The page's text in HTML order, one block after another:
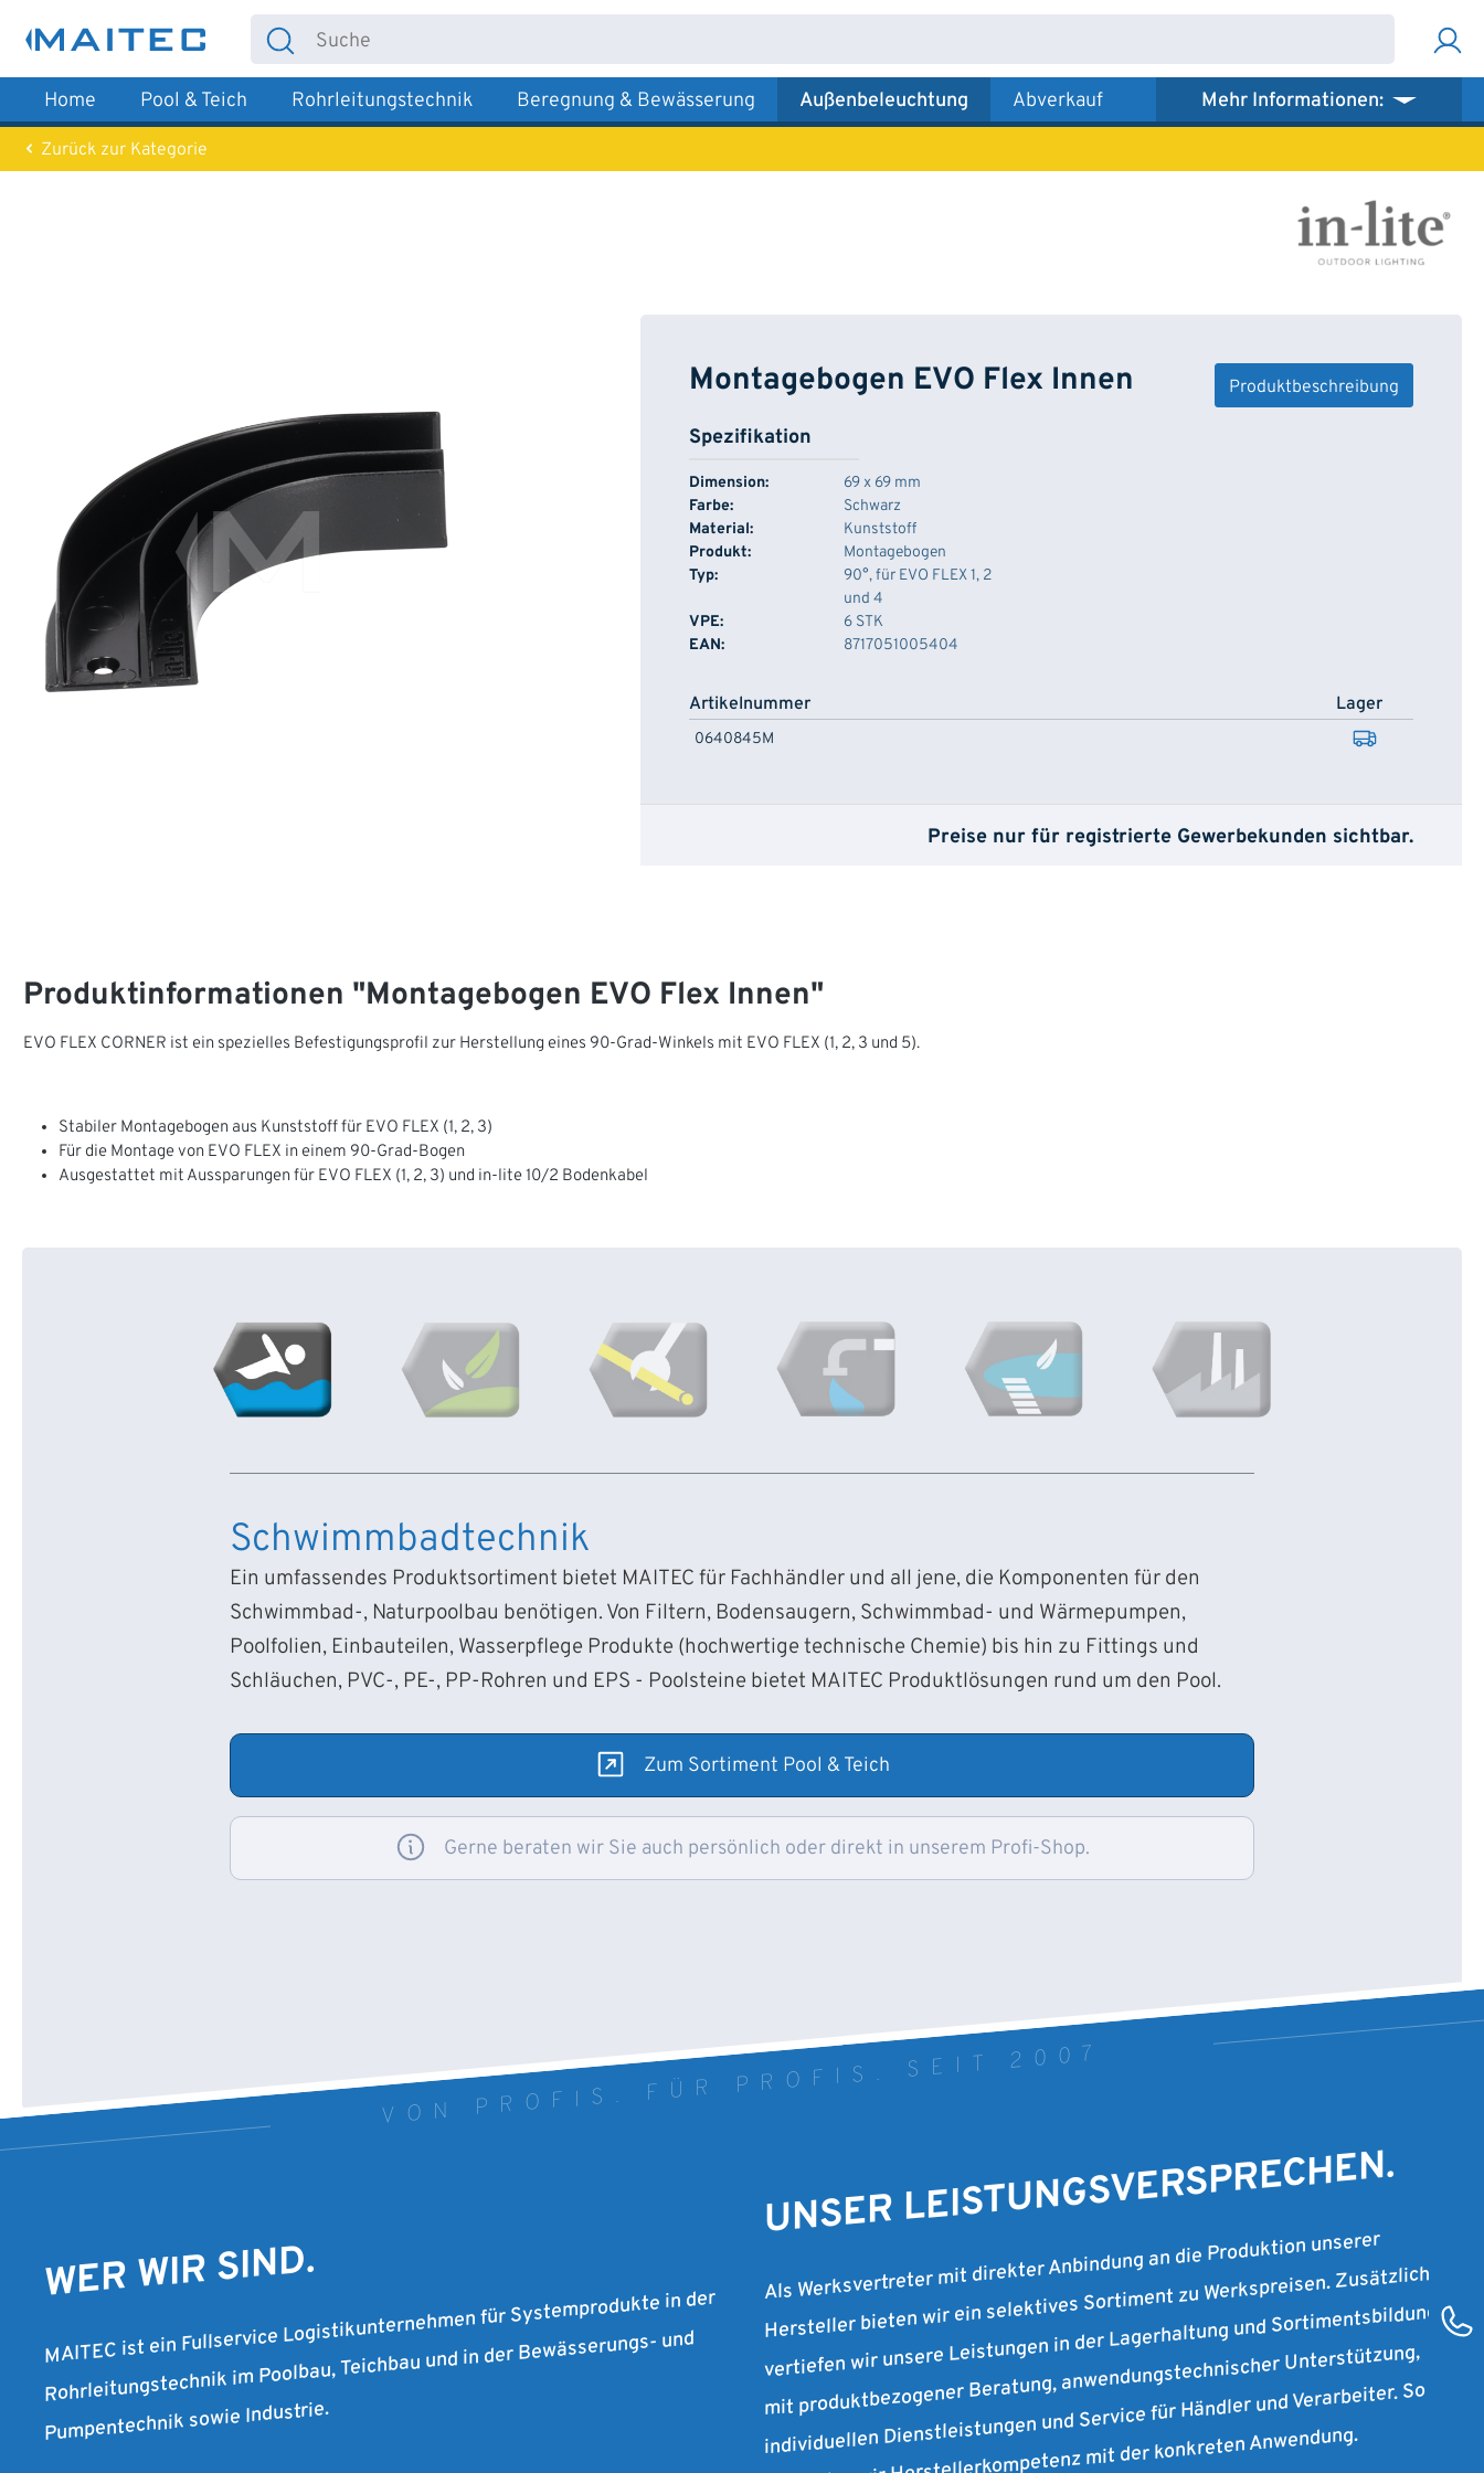
Hauptinhalt springen
Zur Suche springen
Zur Hauptnavigation springen
Home Pool & Teich Rohrleitungstechnik Beregnung & Bewässerung Außenbeleuchtung Abverkauf Mehr Informationen:
Zurück zur Kategorie
Montagebogen EVO Flex Innen Produktbeschreibung
Spezifikation
Dimension:
69 x 69 mm
Farbe:
Schwarz
Material:
Kunststoff
Produkt:
Montagebogen
Typ:
90°, für EVO FLEX 1, 2
und 4
VPE:
6 STK
EAN:
8717051005404
Artikelnummer Lager
0640845M
Preise nur für registrierte Gewerbekunden sichtbar.
Produktinformationen "Montagebogen EVO Flex Innen"
EVO FLEX CORNER ist ein spezielles Befestigungsprofil zur Herstellung eines 90-Grad-Winkels mit EVO FLEX (1, 2, 3 und 5).
Stabiler Montagebogen aus Kunststoff für EVO FLEX (1, 2, 3)
Für die Montage von EVO FLEX in einem 90-Grad-Bogen
Ausgestattet mit Aussparungen für EVO FLEX (1, 2, 3) und in-lite 10/2 Bodenkabel
Schwimmbadtechnik
Ein umfassendes Produktsortiment bietet MAITEC für Fachhändler und all jene, die Komponenten für den
Schwimmbad-, Naturpoolbau benötigen. Von Filtern, Bodensaugern, Schwimmbad- und Wärmepumpen,
Poolfolien, Einbauteilen, Wasserpflege Produkte (hochwertige technische Chemie) bis hin zu Fittings und
Schläuchen, PVC-, PE-, PP-Rohren und EPS - Poolsteine bietet MAITEC Produktlösungen rund um den Pool.
Zum Sortiment Pool & Teich
Gerne beraten wir Sie auch persönlich oder direkt in unserem Profi-Shop.
VON PROFIS. FÜR PROFIS. SEIT 2007
WER WIR SIND.
MAITEC ist ein Fullservice Logistikunternehmen für Systemprodukte in der
Rohrleitungstechnik im Poolbau, Teichbau und in der Bewässerungs- und
Pumpentechnik sowie Industrie.
UNSER LEISTUNGSVERSPRECHEN.
Als Werksvertreter mit direkter Anbindung an die Produktion unserer
Hersteller bieten wir ein selektives Sortiment zu Werkspreisen. Zusätzlich
vertiefen wir unsere Leistungen in der Lagerhaltung und Sortimentsbildung
mit produktbezogener Beratung, anwendungstechnischer Unterstützung,
individuellen Dienstleistungen und Service für Händler und Verarbeiter. So